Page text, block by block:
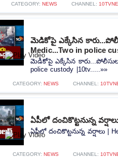
CATEGORY: NEWS CHANNEL:
మెడికోపై ఎక్కేసిన
Medic...Two in police
మెడికోపై ఎక్కేసిన కారు...పోలీసుల
police custody |10tv.....»»
CATEGORY: NEWS CHANNEL:
ఏపీలో దంచికొట్టనున్న
ఏపీలో దంచికొట్టనున్న వర్షాలు |
CATEGORY: NEWS CHANNEL: